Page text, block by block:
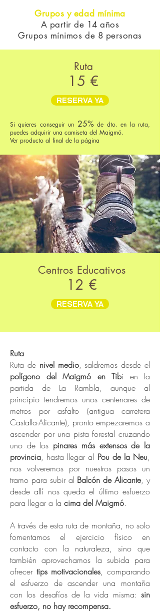
Grupos y edad mínima
A partir de 14 años
Grupos mínimos de 8 personas
Ruta
15 €
RESERVA YA
Si quieres conseguir un 25%de dto. en la ruta,
puedes adquirir una camiseta del Maigmó.
Ver producto al final de la página
Centros Educativos
12 €
RESERVA YA
Ruta
Ruta de nivel medio, saldremos desde el
polígono del Maigmó en Tibi en la
partida de La Rambla, aunque al
principio tendremos unos centenares de
metros por asfalto (antigua carretera
Castalla-Alicante), pronto empezaremos a
ascender por una pista forestal cruzando
uno de los pinares más extensos de la
provincia, hasta llegar al Pou de la Neu,
nos volveremos por nuestros pasos un
tramo para subir al Balcón de Alicante, y
desde allí nos queda el último esfuerzo
para llegar a la cima del Maigmó.
A través de esta ruta de montaña, no solo
fomentamos el ejercicio físico en
contacto con la naturaleza, sino que
también aprovechamos la subida para
ofrecer tips motivacionales, comparando
el esfuerzo de ascender una montaña
con los desafíos de la vida misma: sin
esfuerzo, no hay recompensa.